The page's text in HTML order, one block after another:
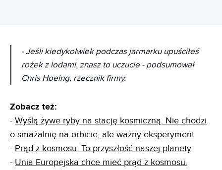
- Jeśli kiedykolwiek podczas jarmarku upuściłeś
rożek z lodami, znasz to uczucie - podsumował
Chris Hoeing, rzecznik firmy.
Zobacz też:
- Wyślą żywe ryby na stację kosmiczną. Nie chodzi
o smażalnię na orbicie, ale ważny eksperyment
- Prąd z kosmosu. To przyszłość naszej planety
- Unia Europejska chce mieć prąd z kosmosu.